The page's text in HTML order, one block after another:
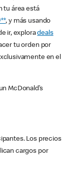
tu área está
, y más usando
ir, exploradeals
tu orden por
en el
McDonald’s
Los precios
cargos por